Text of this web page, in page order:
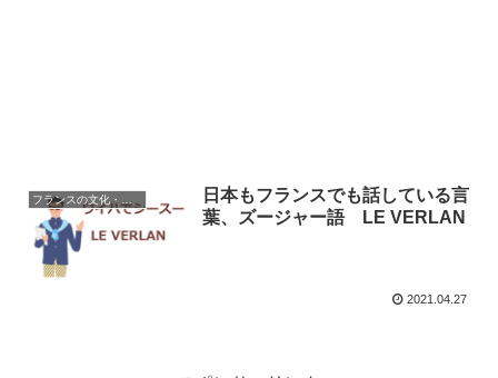
フランスの文化・習慣を知る
日本もフランスでも話している言
葉、ズージャー語 LE VERLAN
2021.04.27